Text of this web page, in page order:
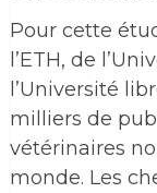
Pour cette
l’ETH, de
l’Université
milliers de
vétérinaires
monde. Les